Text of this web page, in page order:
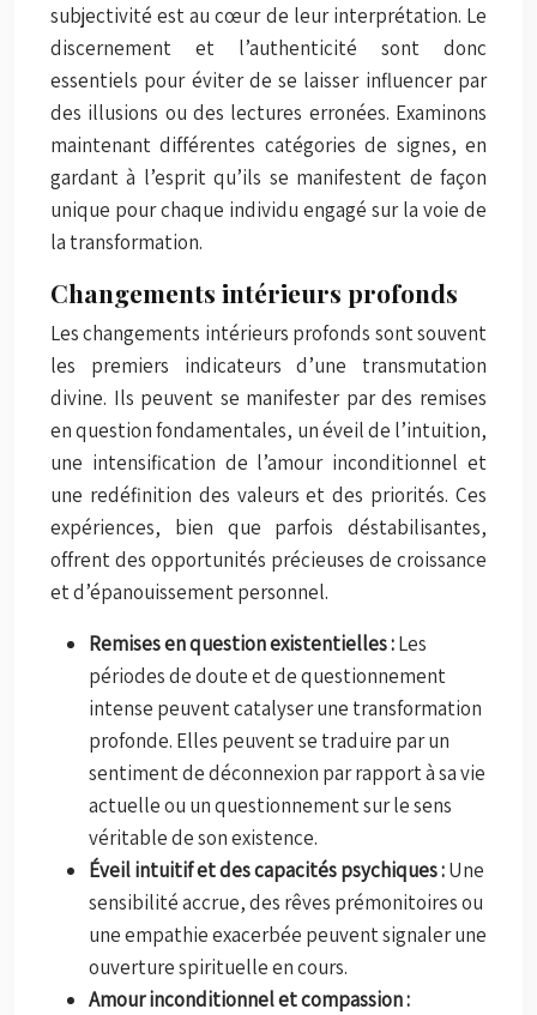
subjectivité est au cœur de leur interprétation. Le
discernement et l’authenticité sont donc
essentiels pour éviter de se laisser influencer par
des illusions ou des lectures erronées. Examinons
maintenant différentes catégories de signes, en
gardant à l’esprit qu’ils se manifestent de façon
unique pour chaque individu engagé sur la voie de
la transformation.
Changements intérieurs profonds
Les changements intérieurs profonds sont souvent
les premiers indicateurs d’une transmutation
divine. Ils peuvent se manifester par des remises
en question fondamentales, un éveil de l’intuition,
une intensification de l’amour inconditionnel et
une redéfinition des valeurs et des priorités. Ces
expériences, bien que parfois déstabilisantes,
offrent des opportunités précieuses de croissance
et d’épanouissement personnel.
Remises en question existentielles :Les
périodes de doute et de questionnement
intense peuvent catalyser une transformation
profonde. Elles peuvent se traduire par un
sentiment de déconnexion par rapport à sa vie
actuelle ou un questionnement sur le sens
véritable de son existence.
Éveil intuitif et des capacités psychiques :Une
sensibilité accrue, des rêves prémonitoires ou
une empathie exacerbée peuvent signaler une
ouverture spirituelle en cours.
Amour inconditionnel et compassion :